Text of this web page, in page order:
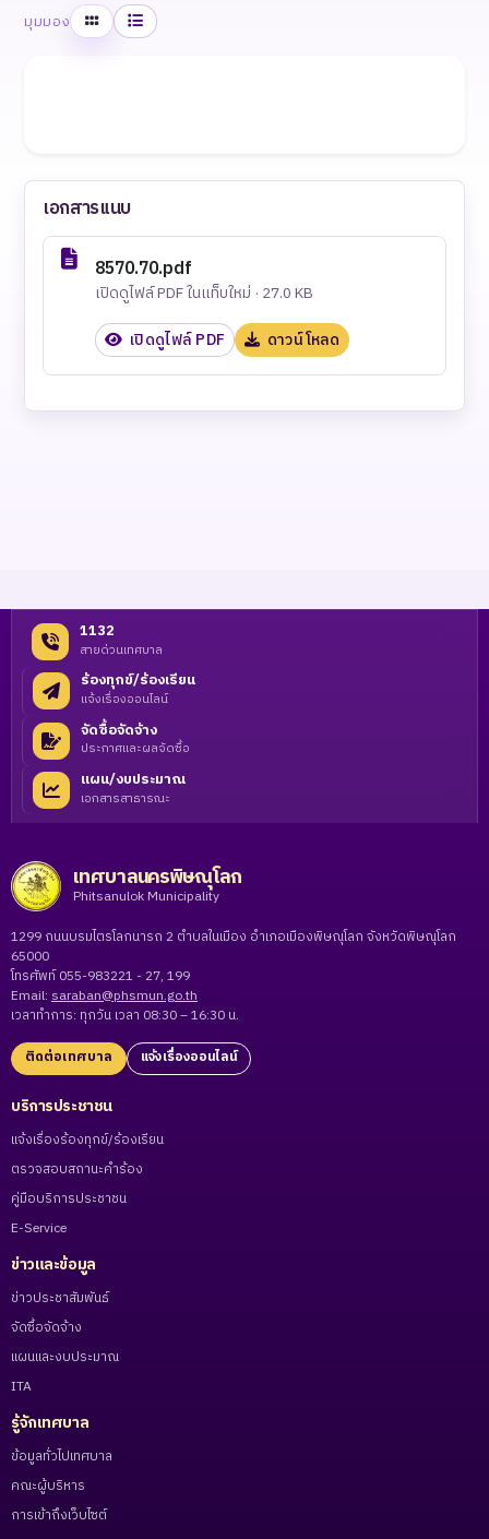
มุมมอง ตารางรายการ
เอกสารแนบ
8570.70.pdf
เปิดดูไฟล์ PDF ในแท็บใหม่ · 27.0 KB
เปิดดูไฟล์ PDF ดาวน์โหลด
1132
สายด่วนเทศบาล
ร้องทุกข์/ร้องเรียน
แจ้งเรื่องออนไลน์
จัดซื้อจัดจ้าง
ประกาศและผลจัดซื้อ
แผน/งบประมาณ
เอกสารสาธารณะ
เทศบาลนครพิษณุโลก
Phitsanulok Municipality
1299 ถนนบรมไตรโลกนารถ 2 ตำบลในเมือง อำเภอเมืองพิษณุโลก จังหวัดพิษณุโลก
65000
โทรศัพท์ 055-983221 - 27, 199
Email: saraban@phsmun.go.th
เวลาทำการ: ทุกวัน เวลา 08:30 – 16:30 น.
ติดต่อเทศบาล แจ้งเรื่องออนไลน์
บริการประชาชน
แจ้งเรื่องร้องทุกข์/ร้องเรียน
ตรวจสอบสถานะคำร้อง
คู่มือบริการประชาชน
E-Service
ข่าวและข้อมูล
ข่าวประชาสัมพันธ์
จัดซื้อจัดจ้าง
แผนและงบประมาณ
ITA
รู้จักเทศบาล
ข้อมูลทั่วไปเทศบาล
คณะผู้บริหาร
การเข้าถึงเว็บไซต์